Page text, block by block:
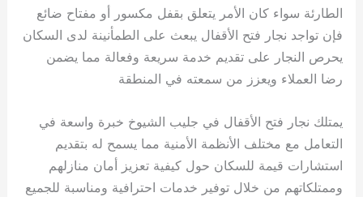
الطارئة سواء كان الأمر يتعلق بقفل مكسور أو مفتاح ضائع
فإن تواجد نجار فتح الأقفال يبعث على الطمأنينة لدى السكان
يحرص النجار على تقديم خدمة سريعة وفعالة مما يضمن
رضا العملاء ويعزز من سمعته في المنطقة
يمتلك نجار فتح الأقفال في جليب الشيوخ خبرة واسعة في
التعامل مع مختلف الأنظمة الأمنية مما يسمح له بتقديم
استشارات قيمة للسكان حول كيفية تعزيز أمان منازلهم
وممتلكاتهم من خلال توفير خدمات احترافية ومناسبة للجميع